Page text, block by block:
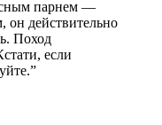
парнем —
он действительно
Поход
если